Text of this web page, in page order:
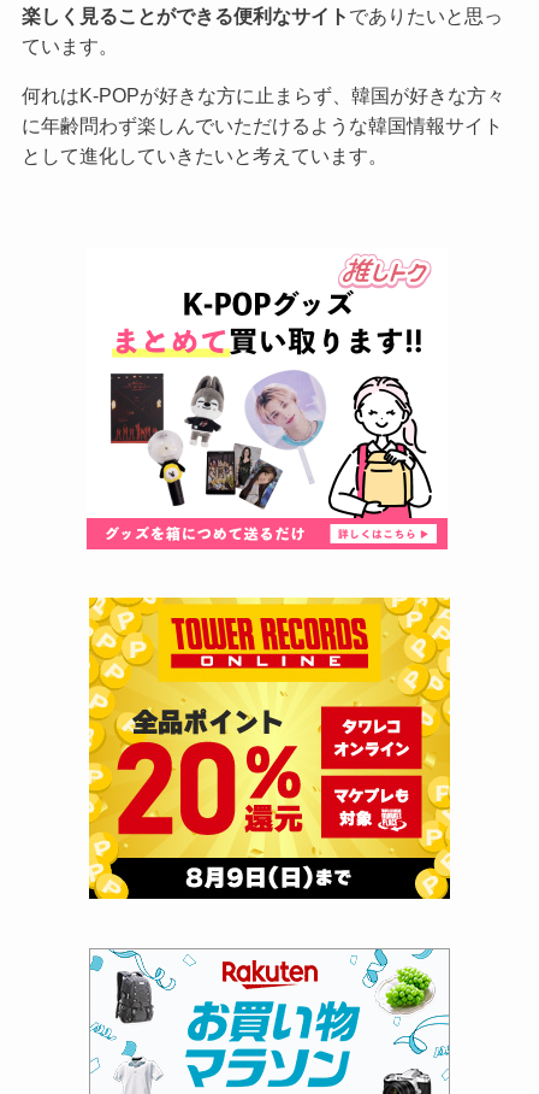
楽しく見ることができる便利なサイト でありたいと思っ
ています。
何れはK-POPが好きな方に止まらず、韓国が好きな方々
に年齢問わず楽しんでいただけるような韓国情報サイト
として進化していきたいと考えています。